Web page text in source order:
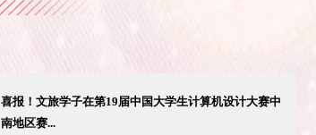
喜报！文旅学子在第19届中国大学生计算机设计大赛中
南地区赛...